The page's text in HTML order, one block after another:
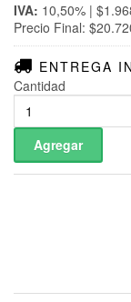
IVA: 10,50% |
Precio Final:
ENTREGA
Cantidad